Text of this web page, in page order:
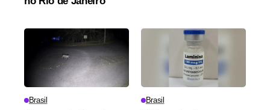
Brasil Brasil